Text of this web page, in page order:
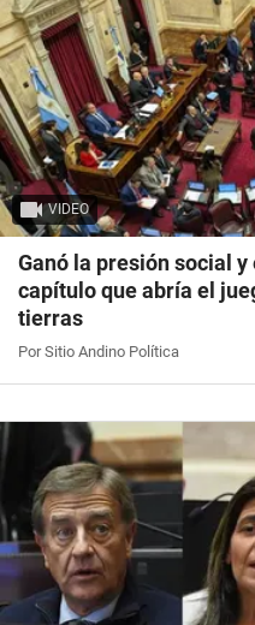
VIDEO
Ganó la presión social
capítulo que abría el
tierras
Por Sitio Andino Política